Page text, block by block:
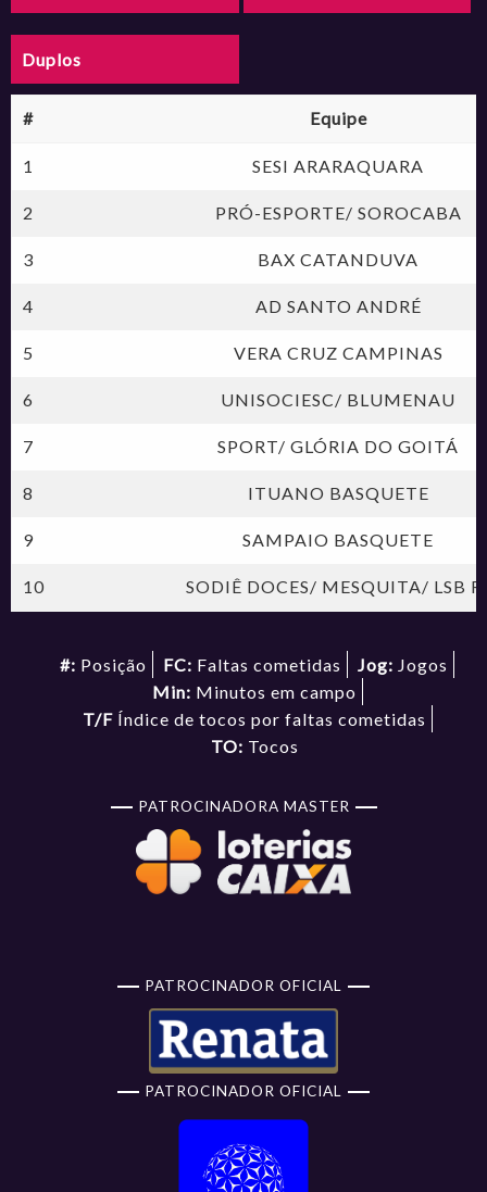
Duplos
# Equipe
1 SESI ARARAQUARA
2 PRÓ-ESPORTE/ SOROCABA
3 BAX CATANDUVA
4 AD SANTO ANDRÉ
5 VERA CRUZ CAMPINAS
6 UNISOCIESC/ BLUMENAU
7 SPORT/ GLÓRIA DO GOITÁ
8 ITUANO BASQUETE
9 SAMPAIO BASQUETE
10 SODIÊ DOCES/ MESQUITA/ LSB
#: Posição FC: Faltas cometidas Jog: Jogos
Min: Minutos em campo
T/FÍndice de tocos por faltas cometidas
TO: Tocos
PATROCINADORA MASTER
PATROCINADOR OFICIAL
PATROCINADOR OFICIAL